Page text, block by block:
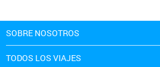
SOBRE NOSOTROS
TODOS LOS VIAJES